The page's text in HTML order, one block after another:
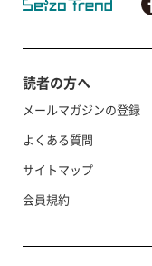
読者の方へ
メールマガジンの登録
よくある質問
サイトマップ
会員規約